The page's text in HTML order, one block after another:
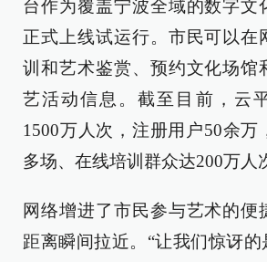
台作为覆盖宁波全域的数字文
正式上线试运行。市民可以在
训和艺术鉴赏、预约文化场馆
艺活动信息。截至目前，云
1500万人次，注册用户50余万
多场、在线培训群众达200万人
网络增进了市民参与艺术的便
距离瞬间拉近。“让我们惊讶